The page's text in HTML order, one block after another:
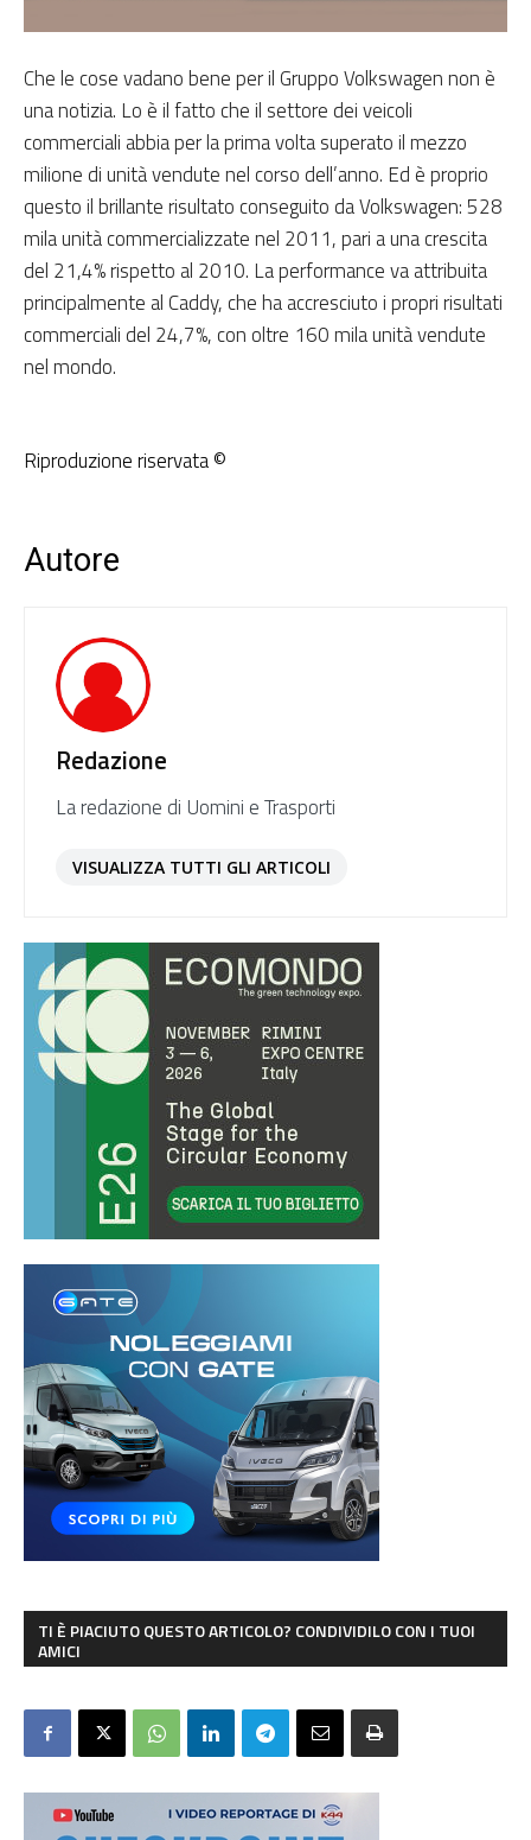
Che le cose vadano bene per il Gruppo Volkswagen non è
una notizia. Lo è il fatto che il settore dei veicoli
commerciali abbia per la prima volta superato il mezzo
milione di unità vendute nel corso dell’anno. Ed è proprio
questo il brillante risultato conseguito da Volkswagen: 528
mila unità commercializzate nel 2011, pari a una crescita
del 21,4% rispetto al 2010. La performance va attribuita
principalmente al Caddy, che ha accresciuto i propri risultati
commerciali del 24,7%, con oltre 160 mila unità vendute
nel mondo.
Riproduzione riservata ©
Autore
Redazione
La redazione di Uomini e Trasporti
VISUALIZZA TUTTI GLI ARTICOLI
TI È PIACIUTO QUESTO ARTICOLO? CONDIVIDILO CON I TUOI
AMICI